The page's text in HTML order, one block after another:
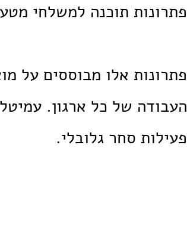
פתרונות תוכנה למשלחי
פתרונות אלו מבוססים על
העבודה של כל ארגון.
פעילות סחר גלובלי.